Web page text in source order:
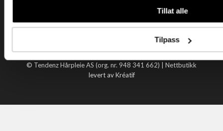
Tillat alle
Tilpass
Om oss
Handle hos oss
© Tendenz Hårpleie AS (org. nr. 948 341 662) | Nettbutikk
levert av Kréatif